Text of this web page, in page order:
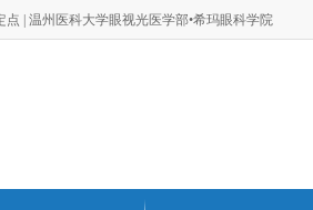
| 温州医科大学眼视光医学部•希玛眼科学院